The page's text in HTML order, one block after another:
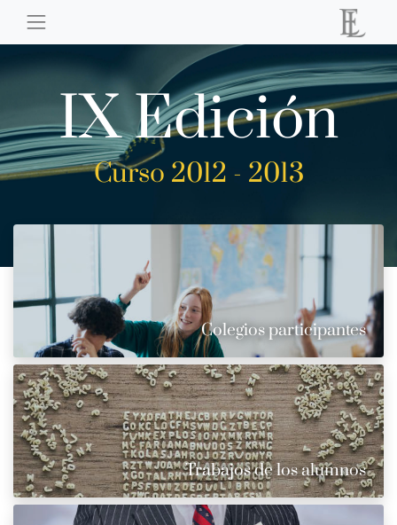
IX Edición
Curso 2012 - 2013
Colegios participantes
Trabajos de los alumnos